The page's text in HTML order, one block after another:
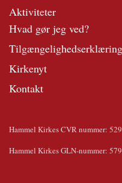
Aktiviteter
Hvad gør jeg ved?
Tilgængelighedserklæring
Kirkenyt
Kontakt
Hammel Kirkes CVR nummer:
Hammel Kirkes GLN-nummer: